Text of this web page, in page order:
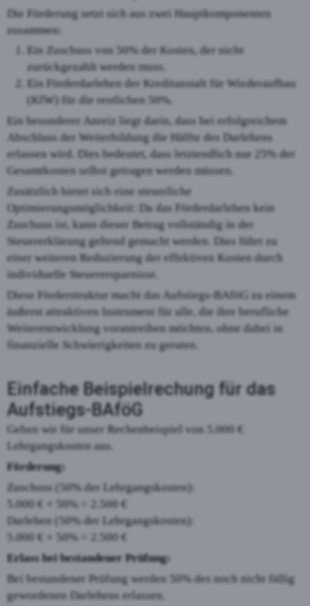
Die Förderung setzt sich aus zwei Hauptkomponenten
zusammen:
Ein Zuschuss von 50% der Kosten, der nicht
zurückgezahlt werden muss.
Ein Förderdarlehen der Kreditanstalt für Wiederaufbau
(KfW) für die restlichen 50%.
Ein besonderer Anreiz liegt darin, dass bei erfolgreichem
Abschluss der Weiterbildung die Hälfte des Darlehens
erlassen wird. Dies bedeutet, dass letztendlich nur 25% der
Gesamtkosten selbst getragen werden müssen.
Zusätzlich bietet sich eine steuerliche
Optimierungsmöglichkeit: Da das Förderdarlehen kein
Zuschuss ist, kann dieser Betrag vollständig in der
Steuererklärung geltend gemacht werden. Dies führt zu
einer weiteren Reduzierung der effektiven Kosten durch
individuelle Steuerersparnisse.
Diese Förderstruktur macht das Aufstiegs-BAföG zu einem
äußerst attraktiven Instrument für alle, die ihre berufliche
Weiterentwicklung vorantreiben möchten, ohne dabei in
finanzielle Schwierigkeiten zu geraten.
Einfache Beispielrechung für das
Aufstiegs-BAföG
Gehen wir für unser Rechenbeispiel von 5.000 €
Lehrgangskosten aus.
Förderung:
Zuschuss (50% der Lehrgangskosten):
5.000 € × 50% = 2.500 €
Darlehen (50% der Lehrgangskosten):
5.000 € × 50% = 2.500 €
Erlass bei bestandener Prüfung:
Bei bestandener Prüfung werden 50% des noch nicht fällig
gewordenen Darlehens erlassen.